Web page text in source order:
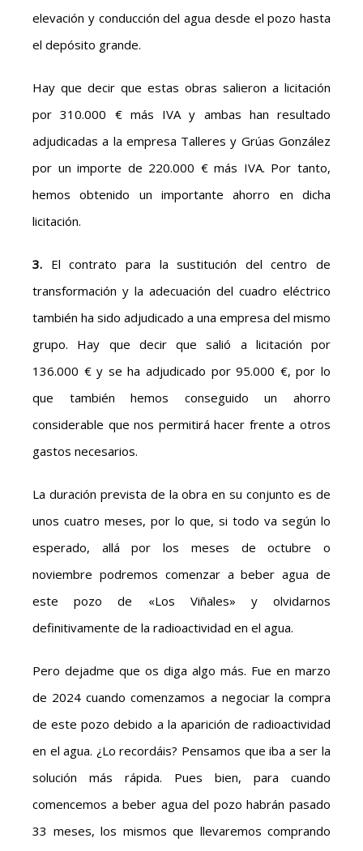
elevación y conducción del agua desde el pozo hasta
el depósito grande.
Hay que decir que estas obras salieron a licitación
por 310.000 € más IVA y ambas han resultado
adjudicadas a la empresa Talleres y Grúas González
por un importe de 220.000 € más IVA. Por tanto,
hemos obtenido un importante ahorro en dicha
licitación.
3. El contrato para la sustitución del centro de
transformación y la adecuación del cuadro eléctrico
también ha sido adjudicado a una empresa del mismo
grupo. Hay que decir que salió a licitación por
136.000 € y se ha adjudicado por 95.000 €, por lo
que también hemos conseguido un ahorro
considerable que nos permitirá hacer frente a otros
gastos necesarios.
La duración prevista de la obra en su conjunto es de
unos cuatro meses, por lo que, si todo va según lo
esperado, allá por los meses de octubre o
noviembre podremos comenzar a beber agua de
este pozo de «Los Viñales» y olvidarnos
definitivamente de la radioactividad en el agua.
Pero dejadme que os diga algo más. Fue en marzo
de 2024 cuando comenzamos a negociar la compra
de este pozo debido a la aparición de radioactividad
en el agua. ¿Lo recordáis? Pensamos que iba a ser la
solución más rápida. Pues bien, para cuando
comencemos a beber agua del pozo habrán pasado
33 meses, los mismos que llevaremos comprando